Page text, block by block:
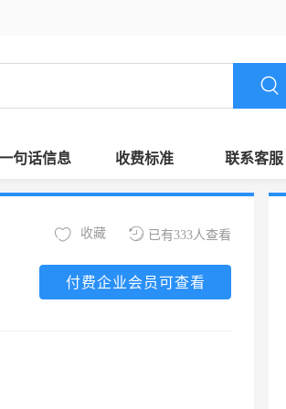
句话信息 收费标准 联系客服
已有333人查看
收藏
付费企业会员可查看